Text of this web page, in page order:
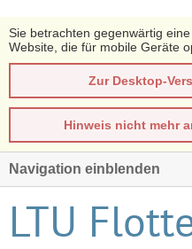
Sie betrachten gegenwärtig
Website, die für mobile Geräte
Zur Desktop-
Hinweis nicht mehr
Navigation einblenden
LTU